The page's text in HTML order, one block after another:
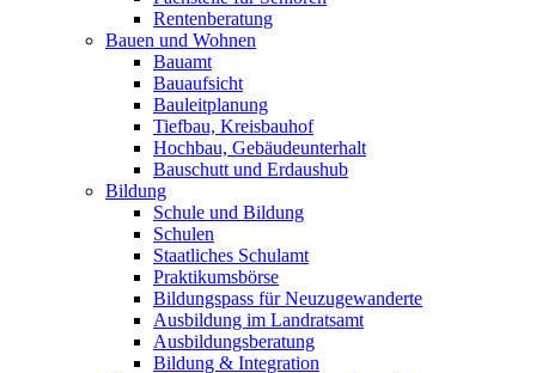
Rentenberatung
Bauen und Wohnen
Bauamt
Bauaufsicht
Bauleitplanung
Tiefbau, Kreisbauhof
Hochbau, Gebäudeunterhalt
Bauschutt und Erdaushub
Bildung
Schule und Bildung
Schulen
Staatliches Schulamt
Praktikumsbörse
Bildungspass für Neuzugewanderte
Ausbildung im Landratsamt
Ausbildungsberatung
Bildung & Integration